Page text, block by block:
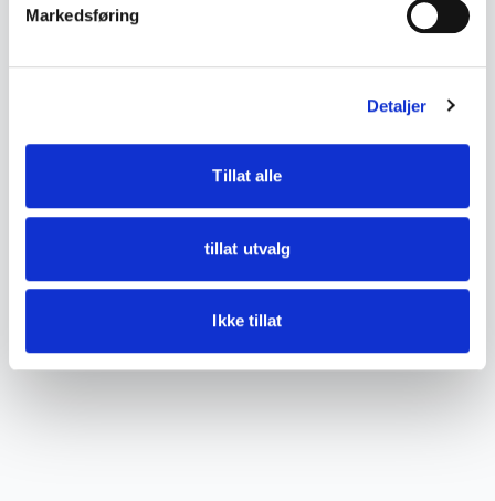
Markedsføring
Detaljer
Tillat alle
tillat utvalg
Ikke tillat
Fremstår hel slik den vises på bildene.